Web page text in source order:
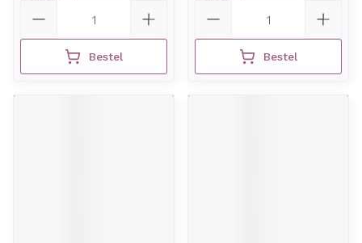
Bestel Bestel